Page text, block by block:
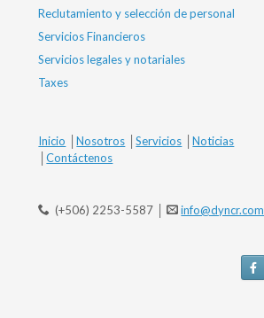
Reclutamiento y selección de personal
Servicios Financieros
Servicios legales y notariales
Taxes
Inicio │Nosotros │Servicios │Noticias
│Contáctenos
(+506) 2253-5587 │ info@dyncr.com